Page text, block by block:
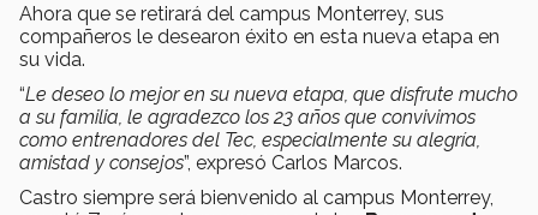
Ahora que se retirará del campus Monterrey, sus
compañeros le desearon éxito en esta nueva etapa en
su vida.
“Le deseo lo mejor en su nueva etapa, que disfrute mucho
a su familia, le agradezco los 23 años que convivimos
como entrenadores del Tec, especialmente su alegría,
amistad y consejos”, expresó Carlos Marcos.
Castro siempre será bienvenido al campus Monterrey,